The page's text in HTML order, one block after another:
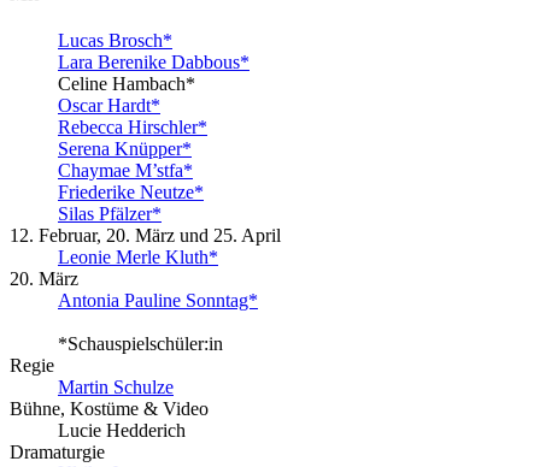
Lucas Brosch*
Lara Berenike Dabbous*
Celine Hambach*
Oscar Hardt*
Rebecca Hirschler*
Serena Knüpper*
Chaymae M’stfa*
Friederike Neutze*
Silas Pfälzer*
12. Februar, 20. März und 25. April
Leonie Merle Kluth*
20. März
Antonia Pauline Sonntag*
*Schauspielschüler:in
Regie
Martin Schulze
Bühne, Kostüme & Video
Lucie Hedderich
Dramaturgie